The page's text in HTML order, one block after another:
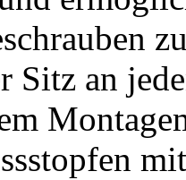
Sitz an